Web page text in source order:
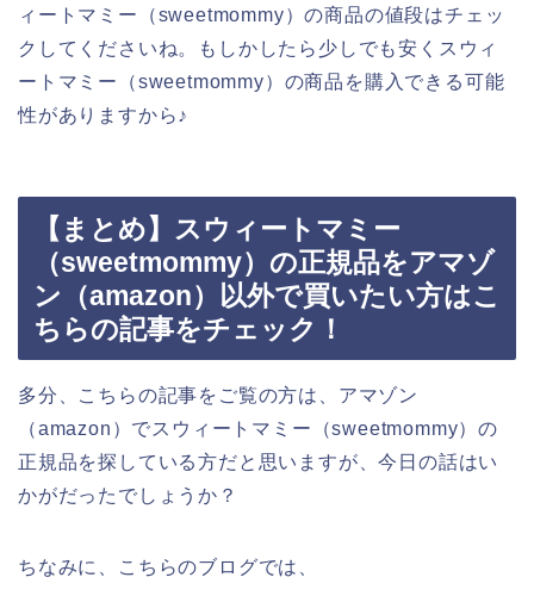
ィートマミー（sweetmommy）の商品の値段はチェッ
クしてくださいね。もしかしたら少しでも安くスウィ
ートマミー（sweetmommy）の商品を購入できる可能
性がありますから♪
【まとめ】スウィートマミー
（sweetmommy）の正規品をアマゾ
ン（amazon）以外で買いたい方はこ
ちらの記事をチェック！
多分、こちらの記事をご覧の方は、アマゾン
（amazon）でスウィートマミー（sweetmommy）の
正規品を探している方だと思いますが、今日の話はい
かがだったでしょうか？
ちなみに、こちらのブログでは、